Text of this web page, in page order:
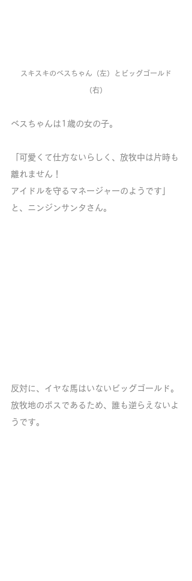
スキスキのベスちゃん（左）とビッグゴールド
（右）
ベスちゃんは1歳の女の子。
「可愛くて仕方ないらしく、放牧中は片時も
離れません！
アイドルを守るマネージャーのようです」
と、ニンジンサンタさん。
反対に、イヤな馬はいないビッグゴールド。
放牧地のボスであるため、誰も逆らえないよ
うです。